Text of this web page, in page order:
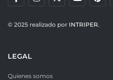
© 2025 realizado por INTRIPER.
LEGAL
Quienes somos